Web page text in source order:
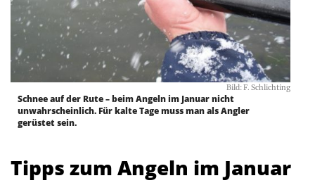
Bild: F. Schlichting
Schnee auf der Rute – beim Angeln im Januar nicht
unwahrscheinlich. Für kalte Tage muss man als Angler
gerüstet sein.
Tipps zum Angeln im Januar